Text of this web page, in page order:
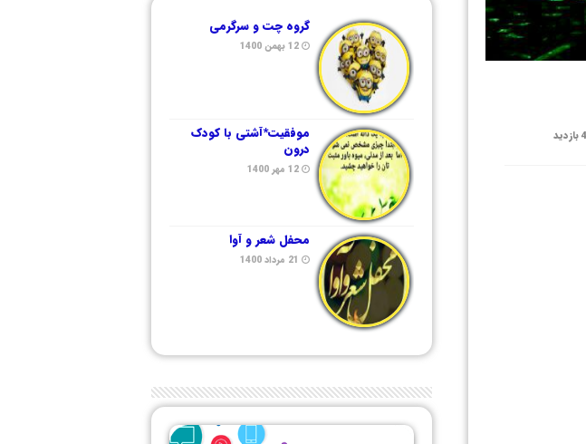
گروه چت و سرگرمی
12 بهمن 1400
موفقیت*آشتی با کودک
درون
12 مهر 1400
محفل شعر و آوا
21 مرداد 1400